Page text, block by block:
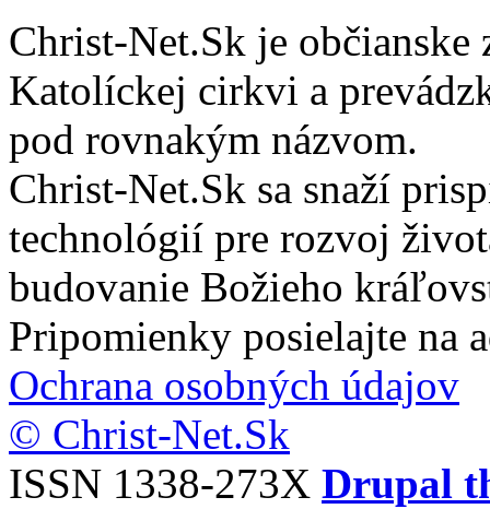
Christ-Net.Sk je
Katolíckej cirkvi a
pod rovnakým názvom.
Christ-Net.Sk sa snaží
technológií pre rozvoj
budovanie Božieho
Pripomienky posielajte na
Ochrana osobných údajov
© Christ-Net.Sk
ISSN 1338-273X Drupal